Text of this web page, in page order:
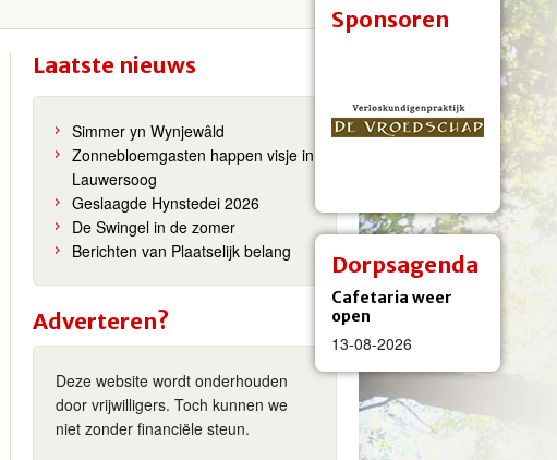
Sponsoren
Dorpsagenda
Cafetaria weer
open
13-08-2026
Laatste nieuws
Simmer yn Wynjewâld
Zonnebloemgasten happen visje in
Lauwersoog
Geslaagde Hynstedei 2026
De Swingel in de zomer
Berichten van Plaatselijk belang
Adverteren?
Deze website wordt onderhouden
door vrijwilligers. Toch kunnen we
niet zonder financiële steun.